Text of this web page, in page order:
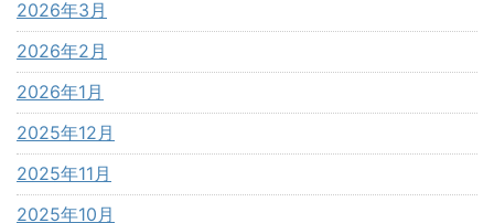
2026年3月
2026年2月
2026年1月
2025年12月
2025年11月
2025年10月